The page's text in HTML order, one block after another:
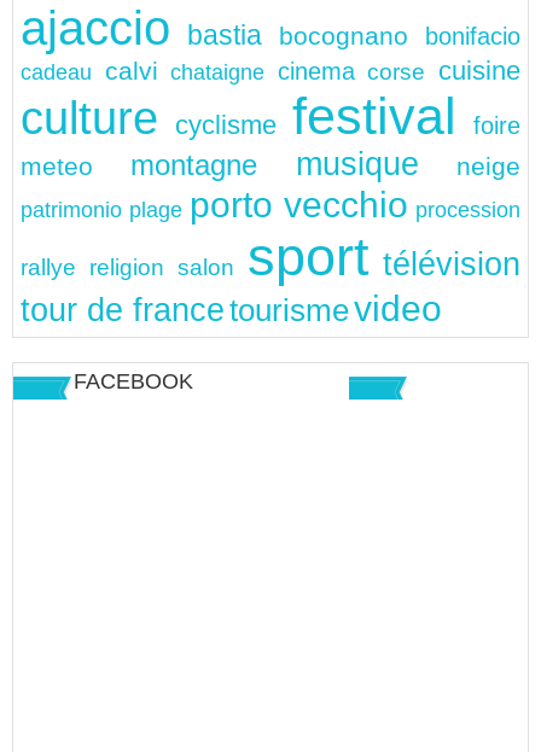
ajaccio bastia bocognano bonifacio
cadeau calvi chataigne cinema corse cuisine
culture cyclisme festival foire
meteo montagne musique neige
patrimonio plage porto vecchio procession
rallye religion salon sport télévision
tour de francetourismevideo
FACEBOOK